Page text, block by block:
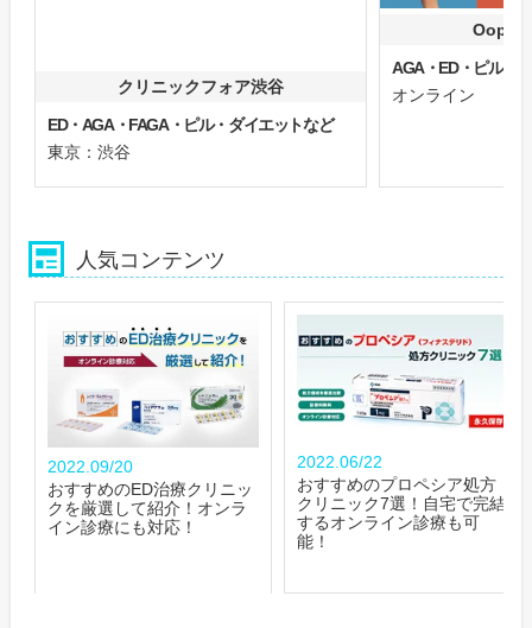
クリニックフォア渋谷
ED・AGA・FAGA・ピル・ダイエットなど
東京：渋谷
Oops
AGA・ED・ピル
オンライン
人気コンテンツ
2022.09/20
おすすめのED治療クリニッ
クを厳選して紹介！オンラ
イン診療にも対応！
2022.06/22
おすすめのプロペシア処方
クリニック7選！自宅で完結
するオンライン診療も可
能！